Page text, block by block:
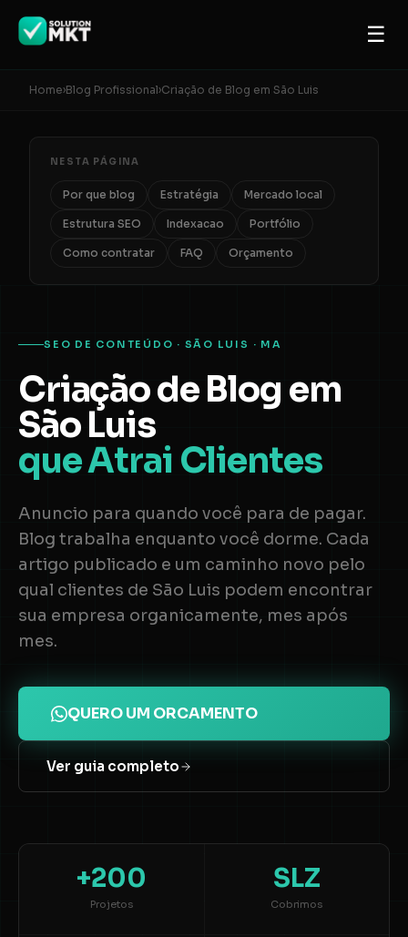
☰
Home›Blog Profissional›Criação de Blog em São Luis
NESTA PÁGINA
Por que blog Estratégia Mercado local
Estrutura SEO Indexacao Portfólio
Como contratar FAQ Orçamento
SEO DE CONTEÚDO · SÃO LUIS · MA
Criação de Blog em
São Luis
que Atrai Clientes
Anuncio para quando você para de pagar.
Blog trabalha enquanto você dorme. Cada
artigo publicado e um caminho novo pelo
qual clientes de São Luis podem encontrar
sua empresa organicamente, mes após
mes.
QUERO UM ORCAMENTO
Ver guia completo
+200
Projetos
SLZ
Cobrimos